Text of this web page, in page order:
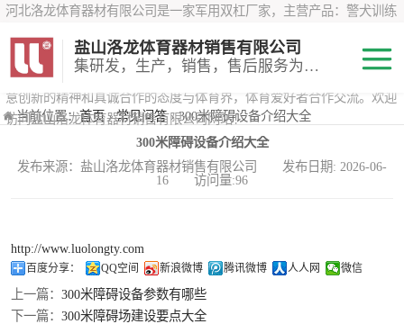
河北洛龙体育器材有限公司是一家军用双杠厂家，主营产品：警犬训练
*训练器材、400米障碍器材、军用单杠、军用双杠、军犬训练器材等训
练器材，咨询攀岩墙价格？在线咨询客服，公司以顾客至上的原则，锐
意创新的精神和真诚合作的态度与体育界，体育爱好者合作交流。欢迎
访问盐山洛龙体育器材销售有限公司网站！
盐山洛龙体育器材销售有限公司
集研发，生产，销售，售后服务为一体
当前位置：首页›常见问答› 300米障碍设备介绍大全
300米障碍设备介绍大全
发布来源：盐山洛龙体育器材销售有限公司 发布日期: 2026-06-
16 访问量:96
http://www.luolongty.com
百度分享： QQ空间 新浪微博 腾讯微博 人人网 微信
上一篇： 300米障碍设备参数有哪些
下一篇： 300米障碍场建设要点大全
200米障碍器材
心理行为训练器
警犬训练器材
军用单双杠